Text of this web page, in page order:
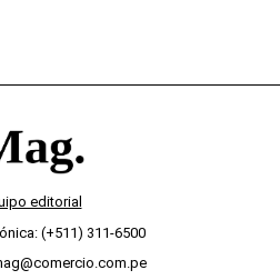
editorial
(+511) 311-6500